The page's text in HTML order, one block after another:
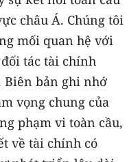
châu Á. Chúng tôi
mối quan hệ với
tác tài chính
Biên bản ghi nhớ
vọng chung của
phạm vi toàn cầu,
về tài chính có